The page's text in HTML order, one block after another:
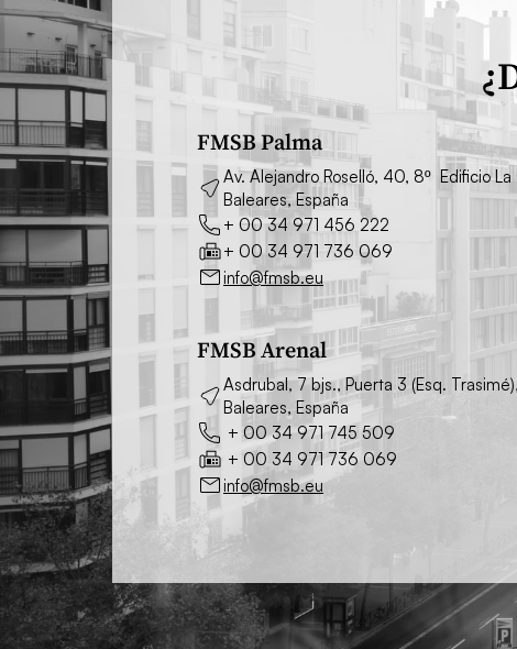
FMSB Palma
Av. Alejandro Roselló, 40, 8º Edificio
Baleares, España
+ 00 34 971 456 222
+ 00 34 971 736 069
info@fmsb.eu
FMSB Arenal
Asdrubal, 7 bjs., Puerta 3 (Esq.
Baleares, España
+ 00 34 971 745 509
+ 00 34 971 736 069
info@fmsb.eu